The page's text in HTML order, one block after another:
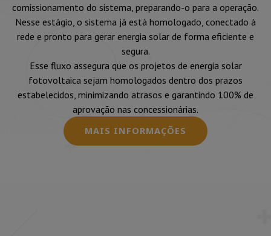
comissionamento do sistema, preparando-o para a operação.
Nesse estágio, o sistema já está homologado, conectado à
rede e pronto para gerar energia solar de forma eficiente e
segura.
Esse fluxo assegura que os projetos de energia solar
fotovoltaica sejam homologados dentro dos prazos
estabelecidos, minimizando atrasos e garantindo 100% de
aprovação nas concessionárias.
MAIS INFORMAÇÕES